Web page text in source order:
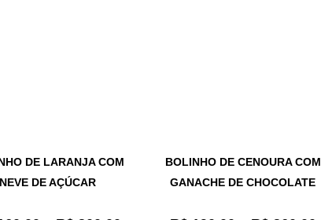
DE LARANJA COM
NEVE DE AÇÚCAR
BOLINHO DE CENOURA COM
GANACHE DE CHOCOLATE